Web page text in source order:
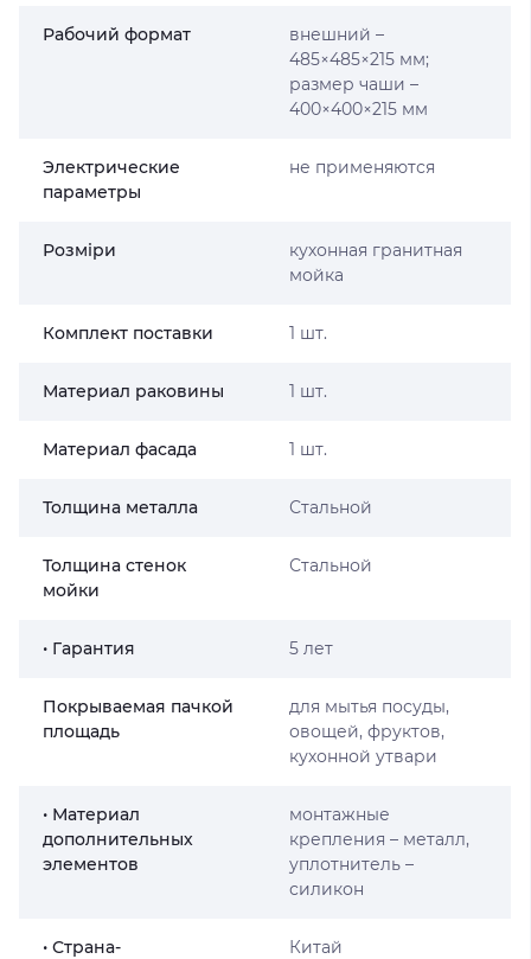
Рабочий формат
внешний –
485×485×215 мм;
размер чаши –
400×400×215 мм
Электрические
параметры
не применяются
Розміри
кухонная гранитная
мойка
Комплект поставки 1 шт.
Материал раковины 1 шт.
Материал фасада 1 шт.
Толщина металла Стальной
Толщина стенок
мойки
Стальной
• Гарантия 5 лет
Покрываемая пачкой
площадь
для мытья посуды,
овощей, фруктов,
кухонной утвари
• Материал
дополнительных
элементов
монтажные
крепления – металл,
уплотнитель –
силикон
• Страна-
Китай